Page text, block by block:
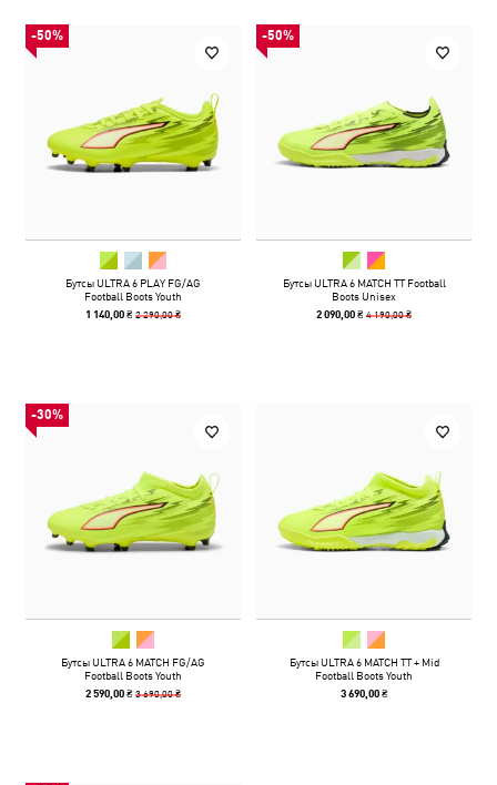
-50%
Бутсы ULTRA 6 PLAY FG/AG
Football Boots Youth
1 140,00 ₴2 290,00 ₴
-50%
Бутсы ULTRA 6 MATCH TT Football
Boots Unisex
2 090,00 ₴4 190,00 ₴
-30%
Бутсы ULTRA 6 MATCH FG/AG
Football Boots Youth
2 590,00 ₴3 690,00 ₴
Бутсы ULTRA 6 MATCH TT + Mid
Football Boots Youth
3 690,00 ₴